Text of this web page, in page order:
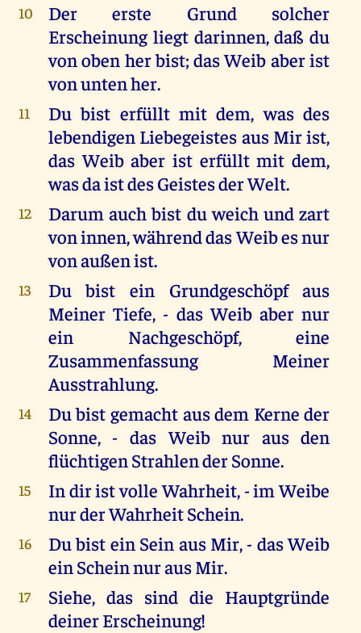
10
Der erste Grund solcher
Erscheinung liegt darinnen, daß du
von oben her bist; das Weib aber ist
von unten her.
11
Du bist erfüllt mit dem, was des
lebendigen Liebegeistes aus Mir ist,
das Weib aber ist erfüllt mit dem,
was da ist des Geistes der Welt.
12
Darum auch bist du weich und zart
von innen, während das Weib es nur
von außen ist.
13
Du bist ein Grundgeschöpf aus
Meiner Tiefe, - das Weib aber nur
ein Nachgeschöpf, eine
Zusammenfassung Meiner
Ausstrahlung.
14
Du bist gemacht aus dem Kerne der
Sonne, - das Weib nur aus den
flüchtigen Strahlen der Sonne.
15
In dir ist volle Wahrheit, - im Weibe
nur der Wahrheit Schein.
16
Du bist ein Sein aus Mir, - das Weib
ein Schein nur aus Mir.
17
Siehe, das sind die Hauptgründe
deiner Erscheinung!